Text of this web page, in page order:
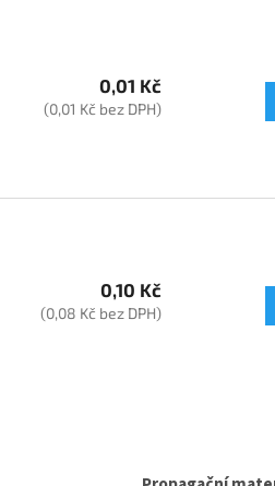
0,01 Kč
(0,01 Kč bez DPH)
0,10 Kč
(0,08 Kč bez DPH)